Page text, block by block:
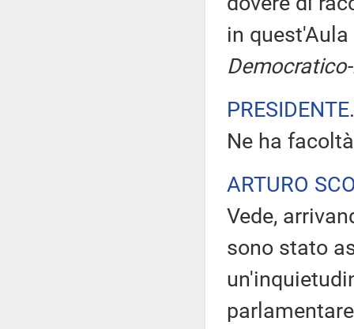
in quest'Aula
PRESIDENTE
Ne ha
ARTURO
Vede,
sono stato